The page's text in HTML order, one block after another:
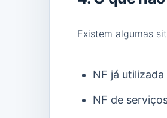
Existem algumas
NF já
NF de